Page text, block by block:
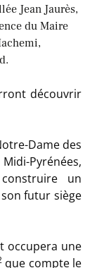
Jean Jaurès,
du Maire
découvrir
Dame des
Pyrénées,
un
futur siège
occupera une
que compte le